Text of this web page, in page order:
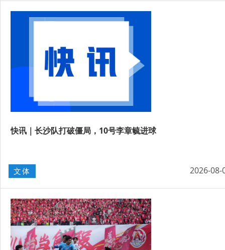
快讯｜长沙队打破僵局，10号李章毓进球
文体 2026-08-